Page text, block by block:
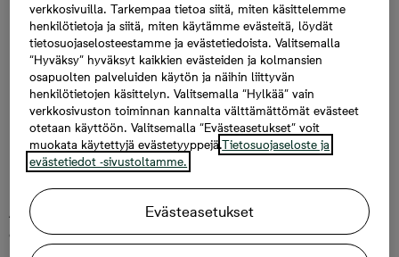
Vinkki: Ulkomuratit säilyvät hyvin talven yli maljakoissa,
kunhan muistat vaihtaa veden ja pestä maljakot noin
kerran viikossa.
Korkeaa ja matalaa
Asetelmaan on hyvä laittaa sekä korkeita että matalia
esineitä - ne tuovat mielenkiintoa ja dynamiikkaa. Tässä
verkkosivuilla. Tarkempaa tietoa siitä, miten käsittelemme
henkilötietoja ja siitä, miten käytämme evästeitä, löydät
tietosuojaselosteestamme ja evästetiedoista. Valitsemalla
“Hyväksy” hyväksyt kaikkien evästeiden ja kolmansien
osapuolten palveluiden käytön ja näihin liittyvän
henkilötietojen käsittelyn. Valitsemalla “Hylkää” vain
verkkosivuston toiminnan kannalta välttämättömät evästeet
otetaan käyttöön. Valitsemalla “Evästeasetukset” voit
muokata käytettyjä evästetyyppejä.Tietosuojaseloste ja
evästetiedot -sivustoltamme.
Evästeasetukset